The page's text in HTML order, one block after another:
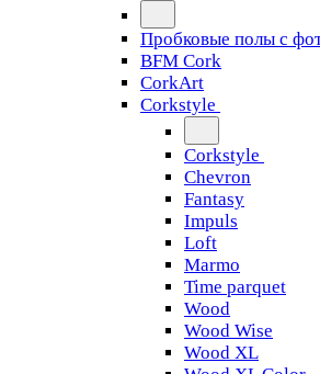
Пробковые полы с
BFM Cork
CorkArt
Corkstyle
Corkstyle
Chevron
Fantasy
Impuls
Loft
Marmo
Time parquet
Wood
Wood Wise
Wood XL